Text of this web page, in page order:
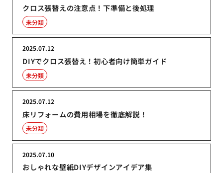
クロス張替えの注意点！下準備と後処理
未分類
DIYでクロス張替え！初心者向け簡単ガイド
2025.07.12
未分類
床リフォームの費用相場を徹底解説！
2025.07.12
未分類
おしゃれな壁紙DIYデザインアイデア集
2025.07.10